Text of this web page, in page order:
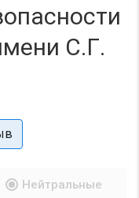
С.Г.
Нейтральные